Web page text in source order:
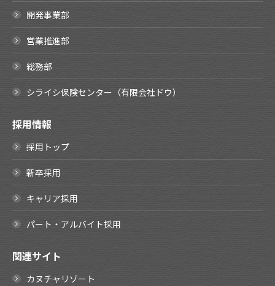
開発事業部
営業推進部
総務部
シライシ保険センター（有限会社ドウ）
採用情報
採用トップ
新卒採用
キャリア採用
パート・アルバイト採用
関連サイト
カヌチャリゾート